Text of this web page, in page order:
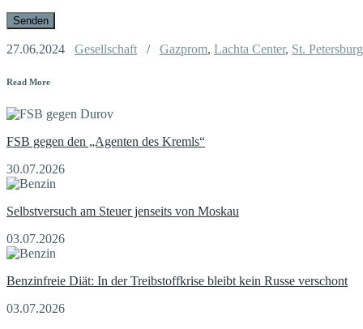
27.06.2024 Gesellschaft / Gazprom, Lachta Center, St. Petersburg
Read More
FSB gegen den „Agenten des Kremls“
30.07.2026
Selbstversuch am Steuer jenseits von Moskau
03.07.2026
Benzinfreie Diät: In der Treibstoffkrise bleibt kein Russe verschont
03.07.2026